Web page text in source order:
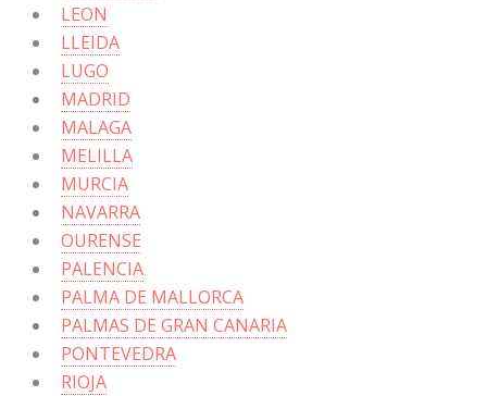
LEON
LLEIDA
LUGO
MADRID
MALAGA
MELILLA
MURCIA
NAVARRA
OURENSE
PALENCIA
PALMA DE MALLORCA
PALMAS DE GRAN CANARIA
PONTEVEDRA
RIOJA